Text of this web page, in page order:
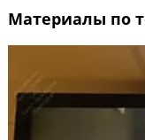
Материалы по